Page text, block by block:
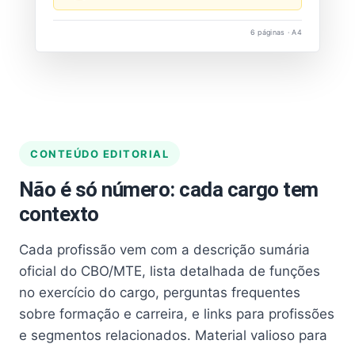
6 páginas · A4
CONTEÚDO EDITORIAL
Não é só número: cada cargo tem
contexto
Cada profissão vem com a descrição sumária
oficial do CBO/MTE, lista detalhada de funções
no exercício do cargo, perguntas frequentes
sobre formação e carreira, e links para profissões
e segmentos relacionados. Material valioso para